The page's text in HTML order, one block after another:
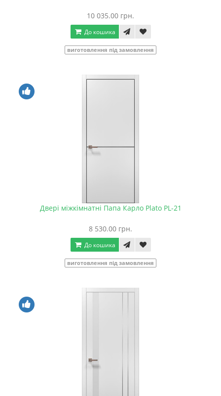
10 035.00 грн.
До кошика
виготовлення під замовлення
Двері міжкімнатні Папа Карло Plato PL-21
8 530.00 грн.
До кошика
виготовлення під замовлення